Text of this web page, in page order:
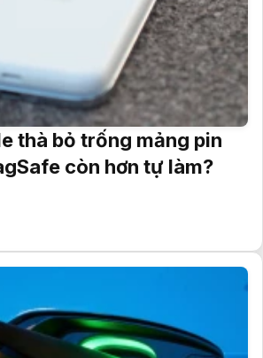
thà bỏ trống mảng pin
còn hơn tự làm?